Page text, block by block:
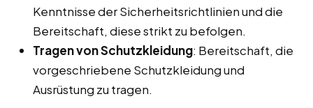
Kenntnisse der Sicherheitsrichtlinien und die
Bereitschaft, diese strikt zu befolgen.
Tragen von Schutzkleidung: Bereitschaft, die
vorgeschriebene Schutzkleidung und
Ausrüstung zu tragen.